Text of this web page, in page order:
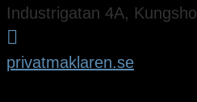
Industrigatan 4A,

privatmaklaren.se